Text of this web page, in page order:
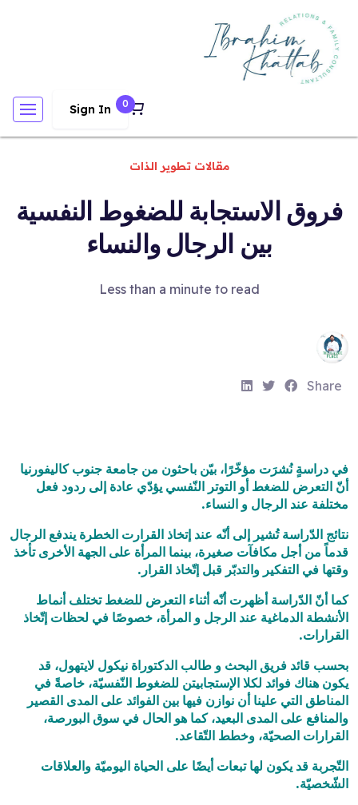
0
Sign In
مقالات تطوير الذات
فروق الاستجابة للضغوط النفسية
بين الرجال والنساء
Less than a minute to read
Share
S
e
:
e
:
S
e
:
في دراسةٍ نُشرَت مؤخّرًا، بيّن باحثون من جامعة جنوب كاليفورنيا
أنّ التعرض للضغط أو التوتر النّفسي يؤدّي عادة إلى ردود فعل
مختلفة عند الرجال و النساء.
نتائج الدّراسة تُشير إلى أنّه عند إتخاذ القرارت الخطرة يندفع الرجال
قدماً من أجل مكافآت صغيرة، بينما المرأة على الجهة الأخرى تأخذ
وقتها في التفكير والتدبّر قبل إتّخاذ القرار.
كما أنّ الدّراسة أظهرت أنّه أثناء التعرض للضغط تختلف أنماط
الأنشطة الدماغية عند الرجل و المرأة، خصوصًا في لحظات إتّخاذ
القرارات.
بحسب قائد فريق البحث و طالب الدكتوراة نيكول لايتهول، قد
يكون هناك فوائد لكلا الإستجابيتن للضغوط النّفسيّة، خاصةً في
المناطق التي علينا أن نوازن فيها بين الفوائد على المدى القصير
والمنافع على المدى البعيد، كما هو الحال في سوق البورصة،
القرارات الصحيّة، وخطط التّقاعد.
التّجربة قد يكون لها تبعات أيضًا على الحياة اليوميّة والعلاقات
الشّخصيّة.